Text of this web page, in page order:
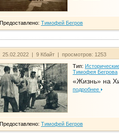
Предоставлено: Тимофей Бегров
25.02.2022 | 9 Кбайт | просмотров: 1253
Тип:
Тимофея Бегрова
«Жизнь» на
подробнее
Предоставлено: Тимофей Бегров